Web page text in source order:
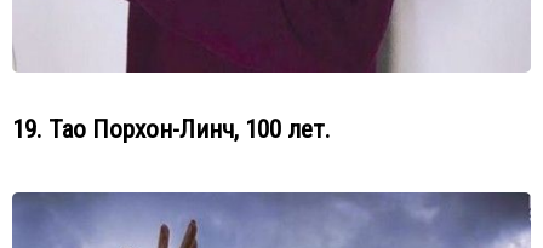
19. Тао Порхон-Линч, 100 лет.